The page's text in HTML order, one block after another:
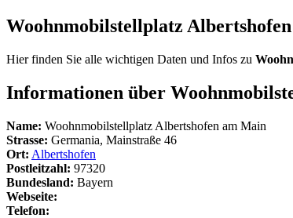
Woohnmobilstellplatz
Hier finden Sie alle wichtigen Daten und Infos zu
Informationen über
Name: Woohnmobilstellplatz Albertshofen am Main
Strasse: Germania, Mainstraße 46
Ort: Albertshofen
Postleitzahl: 97320
Bundesland: Bayern
Webseite:
Telefon: